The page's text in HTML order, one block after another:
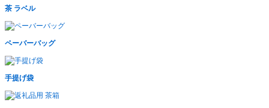
茶 ラベル
ペーバーバッグ
手提げ袋